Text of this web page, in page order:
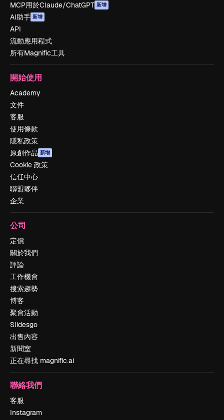
MCP用於Claude/ChatGPT 新增
AI助手 新增
API
流動應用程式
所有Magnific工具
開始使用
Academy
文件
客服
使用條款
隱私政策
原創作品 新增
Cookie 政策
信任中心
聯盟夥伴
企業
公司
定價
關於我們
評論
工作機會
搜索趨勢
博客
聚會活動
Slidesgo
出售內容
新聞室
正在尋找 magnific.ai
聯絡我們
客服
Instagram